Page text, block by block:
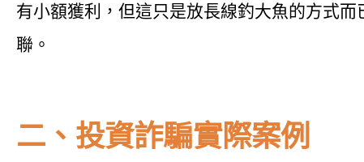
有小額獲利，但這只是放長線釣大魚的方式
聯。
二、投資詐騙實際案例